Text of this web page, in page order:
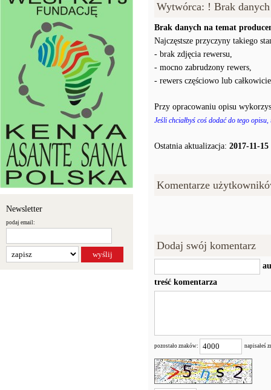
Newsletter
podaj email:
Wytwórca: ! Brak danych
Brak danych na temat
Najczęstsze przyczyny takiego
- brak zdjęcia rewersu,
- mocno zabrudzony rewers,
- rewers częściowo lub
Przy opracowaniu opisu
Jeśli chciałbyś coś dodać do tego
Ostatnia aktualizacja: 2017-11-15
Komentarze
Dodaj swój komentarz
treść komentarza
pozostało znaków: napisałeś